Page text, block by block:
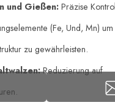
und Gießen:Präzise
(Fe, Und, Mn)
zu gewährleisten.
​ Reduzierung auf